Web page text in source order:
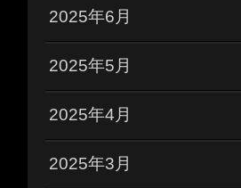
2025年6月
2025年5月
2025年4月
2025年3月